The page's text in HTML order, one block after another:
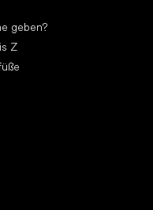
geben?
Z